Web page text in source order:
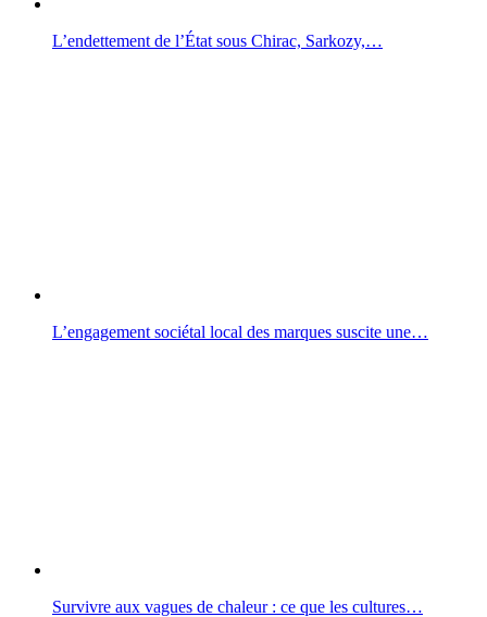
L’endettement de l’État sous Chirac, Sarkozy,…
L’engagement sociétal local des marques suscite une…
Survivre aux vagues de chaleur : ce que les cultures…